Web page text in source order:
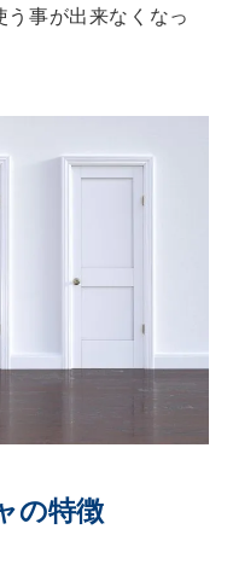
事が出来なくなっ
の特徴